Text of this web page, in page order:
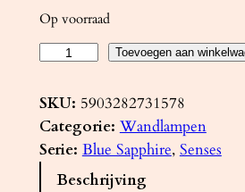
Op voorraad
n
d
l
Toevoegen aan
SKU: 5903282731578
Categorie: Wandlampen
Serie: Blue Sapphire, Senses
Beschrijving